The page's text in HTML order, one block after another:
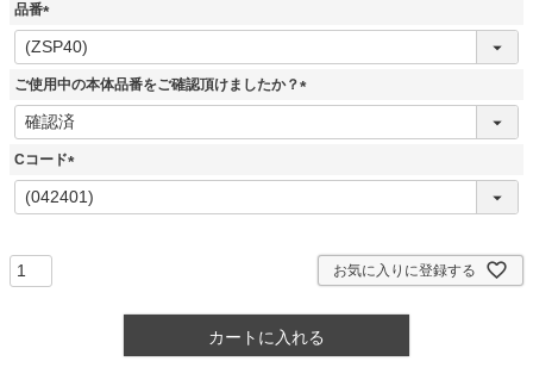
品番
(
必
須
ご使用中の本体品番をご確認頂けましたか？
(
Cコード
(
必
お気に入りに登録する
カートに入れる